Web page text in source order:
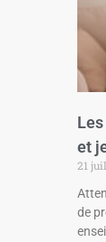
et
21
de